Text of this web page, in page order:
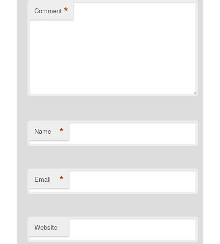
Comment *
Name *
Email *
Website